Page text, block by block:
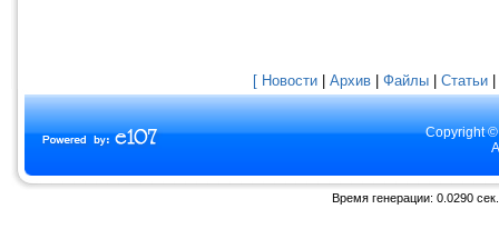
[ Новости Архив Файлы Статьи
Copyright
Время генерации: 0.0290